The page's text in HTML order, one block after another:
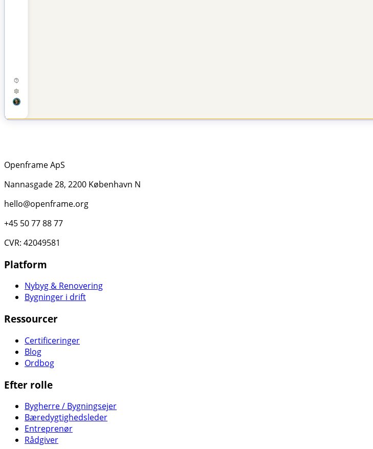
Openframe ApS
Nannasgade 28, 2200 København N
hello@openframe.org
+45 50 77 88 77
CVR: 42049581
Platform
Nybyg & Renovering
Bygninger i drift
Ressourcer
Certificeringer
Blog
Ordbog
Efter rolle
Bygherre / Bygningsejer
Bæredygtighedsleder
Entreprenør
Rådgiver